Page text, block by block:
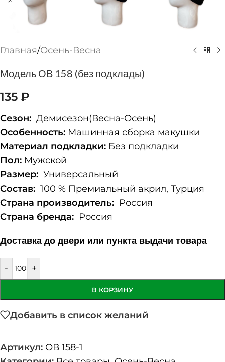
Главная/Осень-Весна
Модель ОВ 158 (без подклады)
135 ₽
Сезон: Демисезон(Весна-Осень)
Особенность: Машинная сборка макушки
Материал подкладки: Без подкладки
Пол: Мужской
Размер: Универсальный
Состав: 100 % Премиальный акрил, Турция
Страна производитель: Россия
Страна бренда: Россия
Доставка до двери или пункта выдачи товара
- +
В КОРЗИНУ
Добавить в список желаний
Артикул: ОВ 158-1